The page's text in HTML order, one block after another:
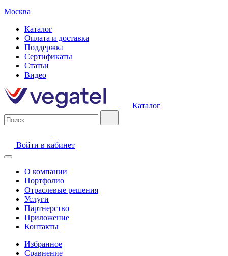
Москва
Каталог
Оплата и доставка
Поддержка
Сертификаты
Статьи
Видео
Каталог
Войти в кабинет
О компании
Портфолио
Отраслевые решения
Услуги
Партнерство
Приложение
Контакты
Избранное
Сравнение